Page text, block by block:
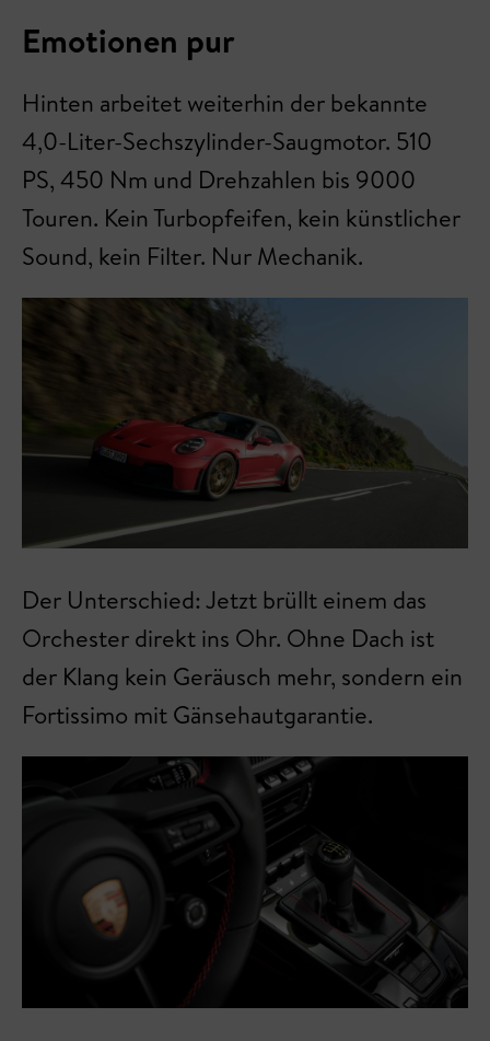
Emotionen pur
Hinten arbeitet weiterhin der bekannte
4,0-Liter-Sechszylinder-Saugmotor. 510
PS, 450 Nm und Drehzahlen bis 9000
Touren. Kein Turbopfeifen, kein künstlicher
Sound, kein Filter. Nur Mechanik.
Der Unterschied: Jetzt brüllt einem das
Orchester direkt ins Ohr. Ohne Dach ist
der Klang kein Geräusch mehr, sondern ein
Fortissimo mit Gänsehautgarantie.